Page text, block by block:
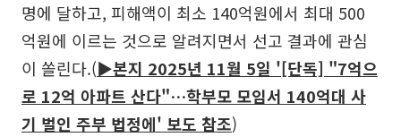
명에 달하고, 피해액이 최소 140억원에서 최대 500
억원에 이르는 것으로 알려지면서 선고 결과에 관심
이 쏠린다.(▶본지 2025년 11월 5일 '[단독] "7억으
로 12억 아파트 산다"…학부모 모임서 140억대 사
기 벌인 주부 법정에' 보도 참조)